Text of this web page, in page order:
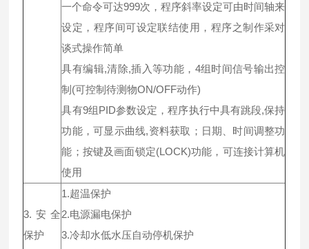
一个命令可达999次，程序斜率设定可由时间轴来
设定，程序间可设定联结使用，程序之制作采对
谈式操作简单
具有编辑,清除,插入等功能，4组时间信号输出控
制(可控制待测物ON/OFF动作)
具有9组PID参数设定，程序执行中具有跳段,保持
功能，可显示曲线,资料获取；日期、时间调整功
能；按键及画面锁定(LOCK)功能，可连接计算机
使用
3.安全
保护
1.超温保护
2.电源漏电保护
3.冷却水低水压自动停机保护